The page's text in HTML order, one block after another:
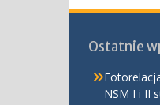
Ostatnie
NSM I i II